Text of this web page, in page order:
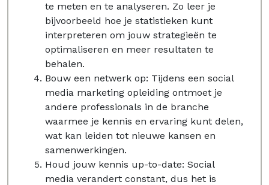
te meten en te analyseren. Zo leer je
bijvoorbeeld hoe je statistieken kunt
interpreteren om jouw strategieën te
optimaliseren en meer resultaten te
behalen.
Bouw een netwerk op: Tijdens een social
media marketing opleiding ontmoet je
andere professionals in de branche
waarmee je kennis en ervaring kunt delen,
wat kan leiden tot nieuwe kansen en
samenwerkingen.
Houd jouw kennis up-to-date: Social
media verandert constant, dus het is